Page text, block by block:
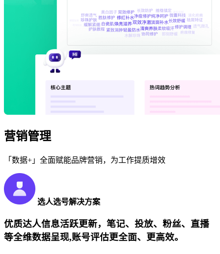
营销管理
「数据+」全面赋能品牌营销，为工作提质增效
选人选号解决方案
优质达人信息活跃更新，笔记、投放、粉丝、直播
等全维数据呈现,账号评估更全面、更高效。